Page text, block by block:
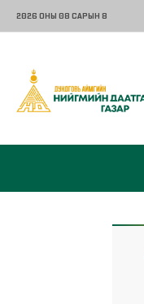
2026 ОНЫ 08 САРЫН 8